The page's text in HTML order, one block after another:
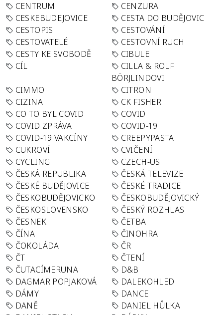
CENTRUM
CENZURA
CESKEBUDEJOVICE
CESTA DO BUDĚJOVIC
CESTOPIS
CESTOVÁNÍ
CESTOVATELÉ
CESTOVNÍ RUCH
CESTY KE SVOBODĚ
CIBULE
CÍL
CILLA & ROLF
BÖRJLINDOVI
CIMMO
CITRON
CIZINA
CK FISHER
CO TO BYL COVID
COVID
COVID ZPRÁVA
COVID-19
COVID-19 VAKCÍNY
CREEPYPASTA
CUKROVÍ
CVIČENÍ
CYCLING
CZECH-US
ČESKÁ REPUBLIKA
ČESKÁ TELEVIZE
ČESKÉ BUDĚJOVICE
ČESKÉ TRADICE
ČESKOBUDĚJOVICKO
ČESKOBUDĚJOVICKÝ
ČESKOSLOVENSKO
ČESKÝ ROZHLAS
ČESNEK
ČETBA
ČÍNA
ČINOHRA
ČOKOLÁDA
ČR
ČT
ČTENÍ
ČUTACÍMERUNA
D&B
DAGMAR POPJAKOVÁ
DALEKOHLED
DÁMY
DANCE
DANĚ
DANIEL HŮLKA